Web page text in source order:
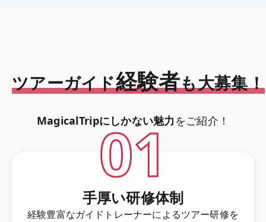
ツアーガイド経験者も大募集！
MagicalTripにしかない魅力 をご紹介！
01
手厚い研修体制
経験豊富なガイドトレーナーによるツアー研修を